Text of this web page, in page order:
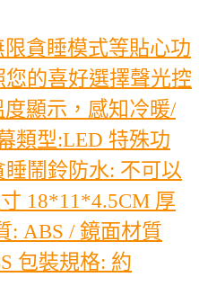
貪睡模式等貼心功
的喜好選擇聲光控
顯示，感知冷暖/
類型:LED 特殊功
鬧鈴防水: 不可以
18*11*4.5CM 厚
: ABS / 鏡面材質
包裝規格: 約